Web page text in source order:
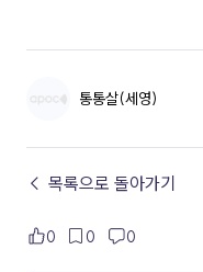
통통살(세영)
← 목록으로 돌아가기
0 0 0